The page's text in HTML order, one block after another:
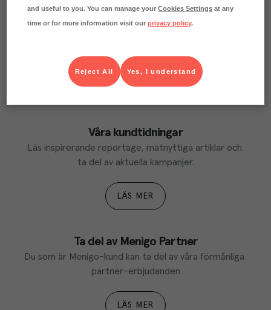
Våra kundtidningar
Läs inspirerande reportage, matnyttiga artiklar och
ta del av aktuella kampanjer.
LÄS MER
Ta del av Menigo Partner
Du som är Menigo-kund kan ta del av våra förmånliga
partner-erbjudanden
LÄS MER
and useful to you. You can manage yourCookies Settings at any
time or for more information visit ourprivacy policy.
Yes, I understand
Reject All